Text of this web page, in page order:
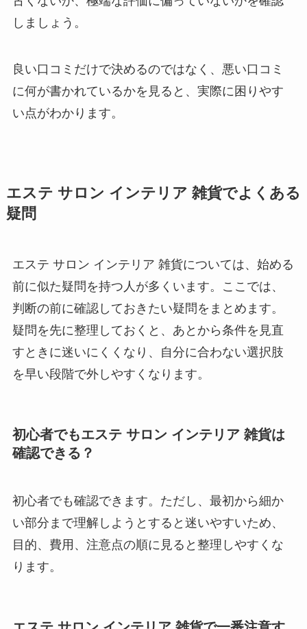
しましょう。
良い口コミだけで決めるのではなく、悪い口コミ
に何が書かれているかを見ると、実際に困りやす
い点がわかります。
エステ サロン インテリア 雑貨でよくある
疑問
エステ サロン インテリア 雑貨については、始める
前に似た疑問を持つ人が多くいます。ここでは、
判断の前に確認しておきたい疑問をまとめます。
疑問を先に整理しておくと、あとから条件を見直
すときに迷いにくくなり、自分に合わない選択肢
を早い段階で外しやすくなります。
初心者でもエステ サロン インテリア 雑貨は
確認できる？
初心者でも確認できます。ただし、最初から細か
い部分まで理解しようとすると迷いやすいため、
目的、費用、注意点の順に見ると整理しやすくな
ります。